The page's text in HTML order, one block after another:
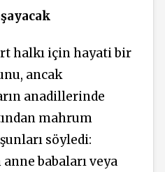
halkı için hayati bir
ancak
anadillerinde
mahrum
söyledi:
babaları veya